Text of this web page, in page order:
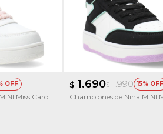
Miss Carol
$ 1.690$ 1.990 15
Championes de Niña MINI